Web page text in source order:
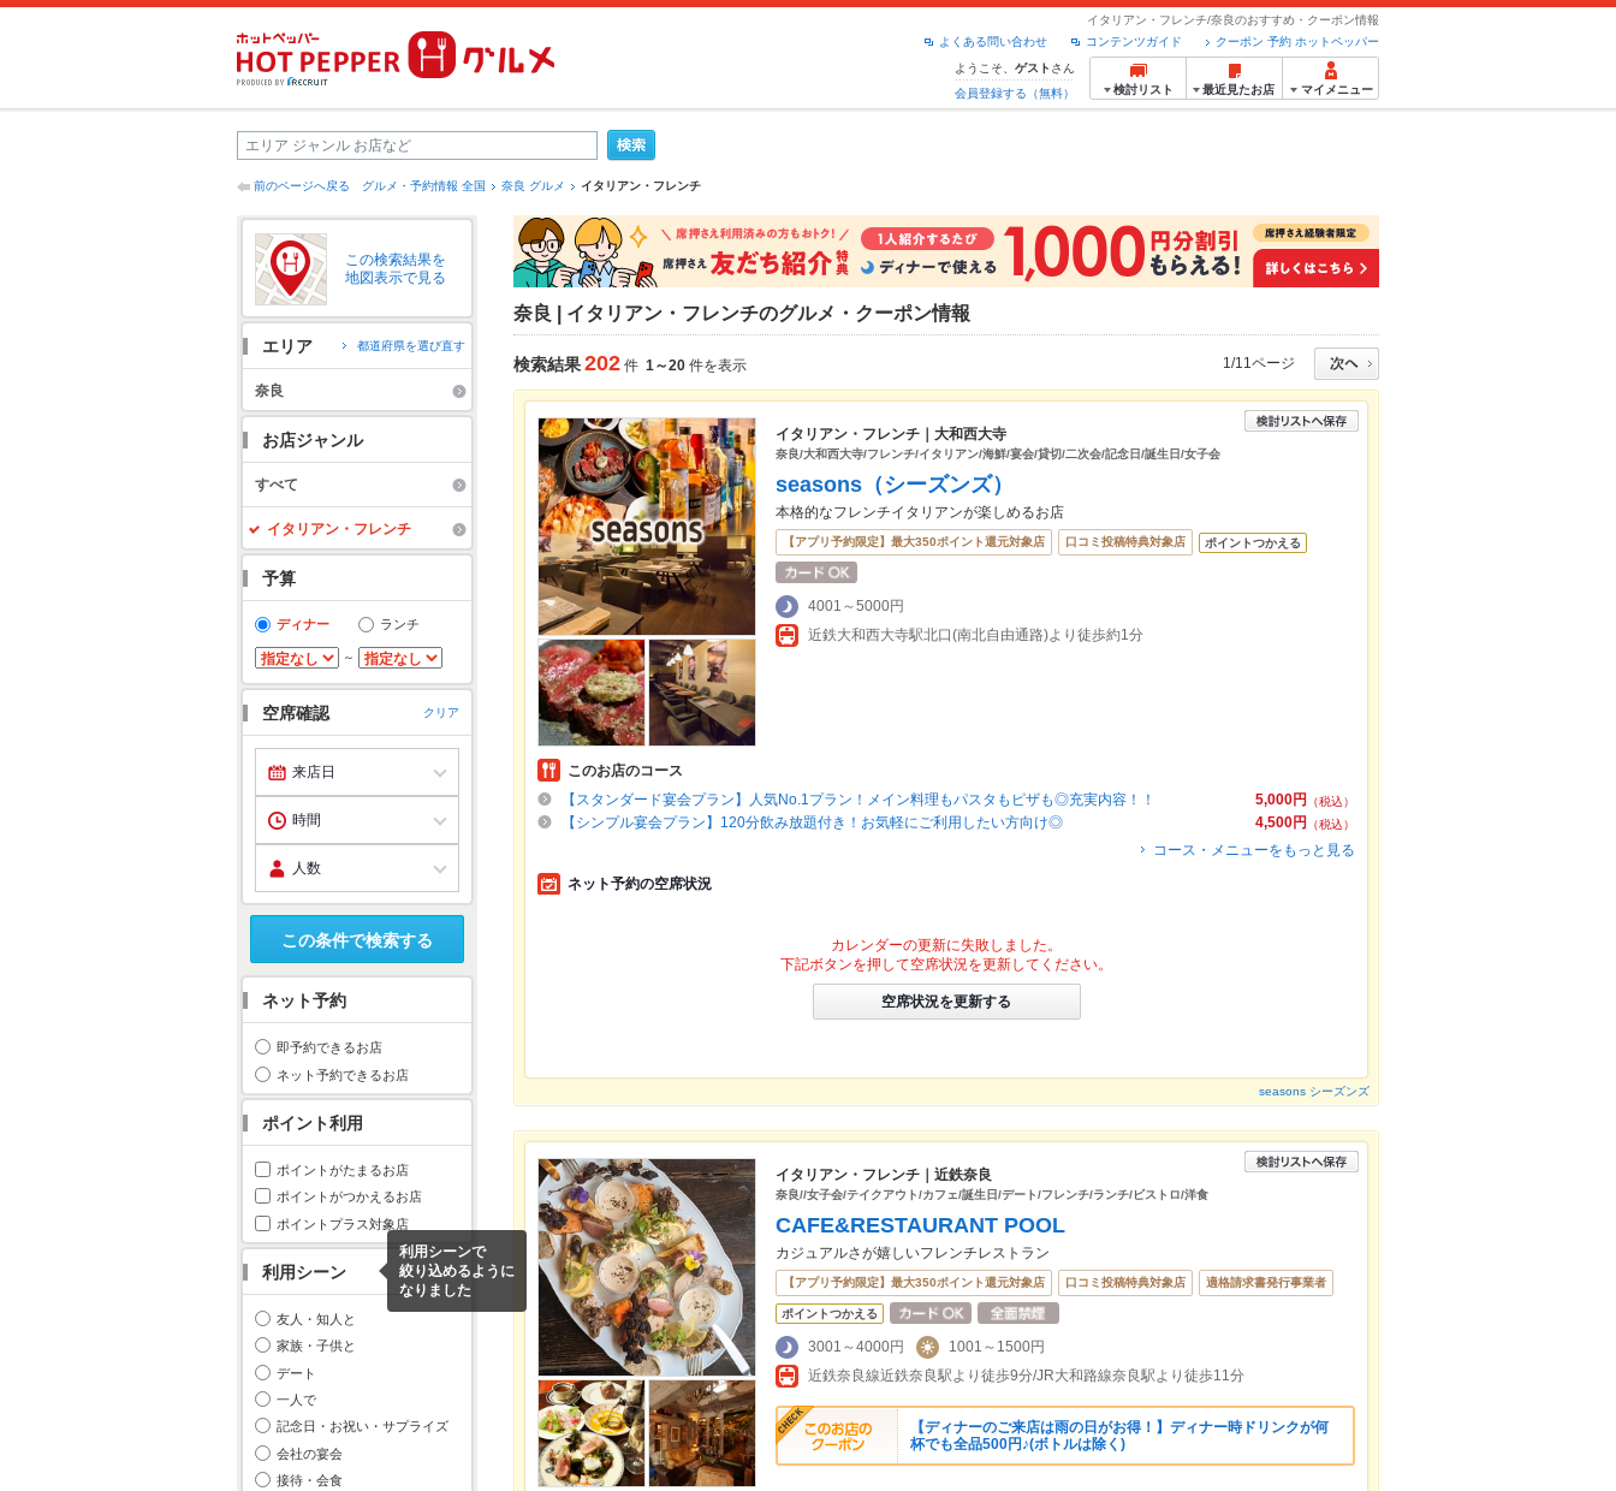
イタリアン・フレンチ/奈良のおすすめ・クーポン情報
クーポン 予約 ホットペッパー
コンテンツガイド
よくある問い合わせ
ようこそ、 ゲスト さん
会員登録する（無料）
検討リスト 最近見たお店 マイメニュー
前のページへ戻る グルメ・予約情報 全国 奈良 グルメ イタリアン・フレンチ
この検索結果を
地図表示で見る
エリア 都道府県を選び直す
奈良
お店ジャンル
すべて
イタリアン・フレンチ
予算
ディナー ランチ
～
空席確認 クリア
この条件で検索する
ネット予約
即予約できるお店
ネット予約できるお店
ポイント利用
ポイントがたまるお店
ポイントがつかえるお店
ポイントプラス対象店
利用シーン
利用シーンで
絞り込めるように
なりました
友人・知人と
家族・子供と
デート
一人で
記念日・お祝い・サプライズ
会社の宴会
接待・会食
奈良 | イタリアン・フレンチのグルメ・クーポン情報
検索結果202 件 1～20 件を表示 1/11ページ
イタリアン・フレンチ｜大和西大寺
奈良/大和西大寺/フレンチ/イタリアン/海鮮/宴会/貸切/二次会/記念日/誕生日/女子会
seasons（シーズンズ）
本格的なフレンチイタリアンが楽しめるお店
【アプリ予約限定】最大350ポイント還元対象店 口コミ投稿特典対象店 ポイントつかえる
4001～5000円
近鉄大和西大寺駅北口(南北自由通路)より徒歩約1分
このお店のコース
5,000円
（税込）
【スタンダード宴会プラン】人気No.1プラン！メイン料理もパスタもピザも◎充実内容！！
4,500円
（税込）
【シンプル宴会プラン】120分飲み放題付き！お気軽にご利用したい方向け◎
コース・メニューをもっと見る
ネット予約の空席状況
カレンダーの更新に失敗しました。
下記ボタンを押して空席状況を更新してください。
空席状況を更新する
seasons シーズンズ
イタリアン・フレンチ｜近鉄奈良
奈良//女子会/テイクアウト/カフェ/誕生日/デート/フレンチ/ランチ/ビストロ/洋食
CAFE&RESTAURANT POOL
カジュアルさが嬉しいフレンチレストラン
【アプリ予約限定】最大350ポイント還元対象店 口コミ投稿特典対象店 適格請求書発行事業者
ポイントつかえる
3001～4000円
1001～1500円
近鉄奈良線近鉄奈良駅より徒歩9分/JR大和路線奈良駅より徒歩11分
【ディナーのご来店は雨の日がお得！】ディナー時ドリンクが何
杯でも全品500円♪(ボトルは除く)